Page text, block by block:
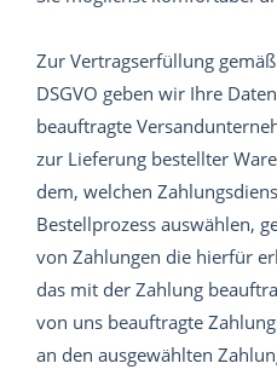
Zur Vertragserfüllung
DSGVO geben wir Ihre
beauftragte
zur Lieferung bestellter
dem, welchen
Bestellprozess auswählen,
von Zahlungen die hierfür
das mit der Zahlung
von uns beauftragte
an den ausgewählten